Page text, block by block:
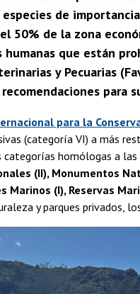
de
de la zona
humanas que están
y Pecuarias
para
para la
(categoría VI) a más
homólogas a
(II), Monumentos
Marinos (I), Reservas
y parques privados,